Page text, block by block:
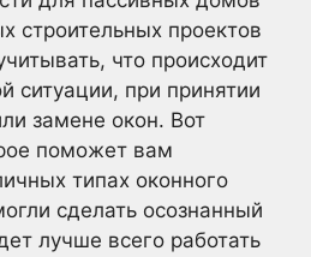
строительных проектов
что происходит
ситуации, при принятии
замене окон. Вот
поможет вам
типах оконного
сделать осознанный
лучше всего работать